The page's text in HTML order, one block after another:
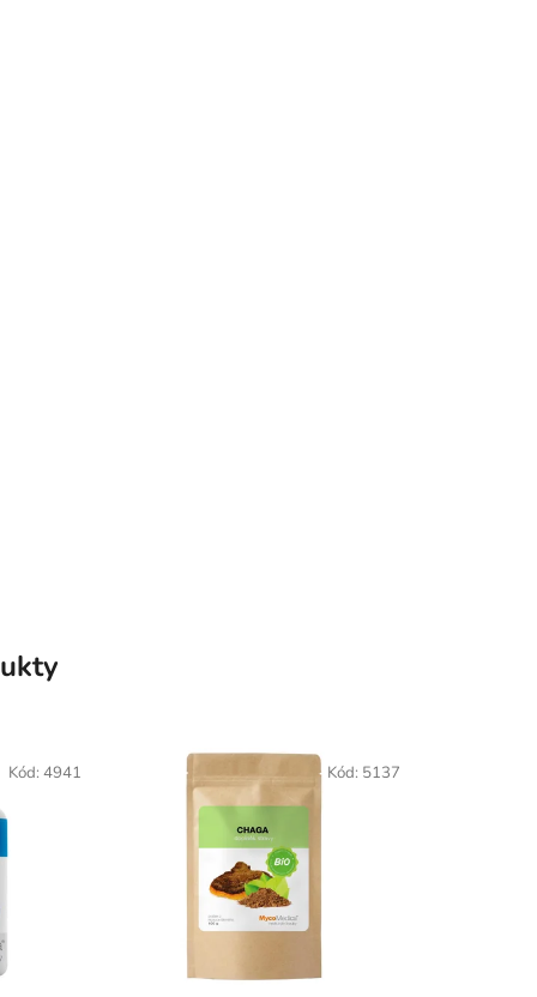
Kód: 4941 Kód: 5137